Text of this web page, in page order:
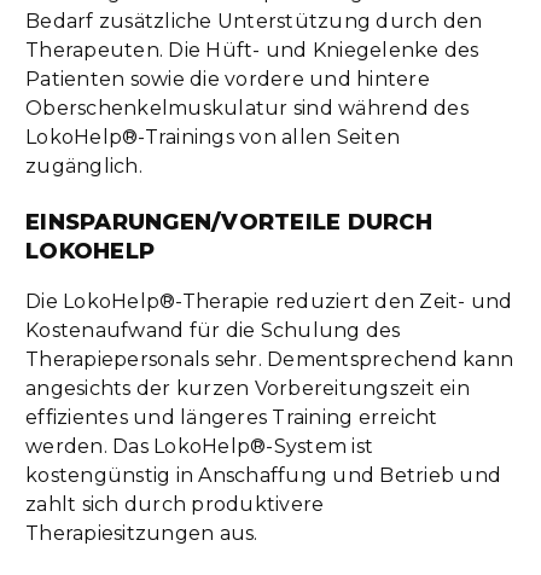
Bedarf zusätzliche Unterstützung durch den
Therapeuten. Die Hüft- und Kniegelenke des
Patienten sowie die vordere und hintere
Oberschenkelmuskulatur sind während des
LokoHelp®-Trainings von allen Seiten
zugänglich.
EINSPARUNGEN/VORTEILE DURCH
LOKOHELP
Die LokoHelp®-Therapie reduziert den Zeit- und
Kostenaufwand für die Schulung des
Therapiepersonals sehr. Dementsprechend kann
angesichts der kurzen Vorbereitungszeit ein
effizientes und längeres Training erreicht
werden. Das LokoHelp®-System ist
kostengünstig in Anschaffung und Betrieb und
zahlt sich durch produktivere
Therapiesitzungen aus.